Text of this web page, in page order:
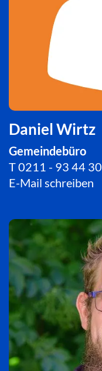
Daniel Wirtz
Gemeindebüro
T0211 - 93 44 30
E-Mail schreiben